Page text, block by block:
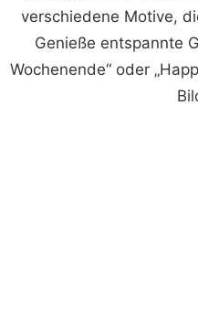
verschiedene Motive,
Genieße entspannte
Wochenende“ oder